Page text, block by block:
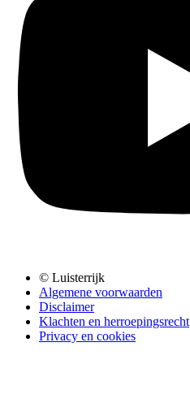
© Luisterrijk
Algemene voorwaarden
Disclaimer
Klachten en herroepingsrecht
Privacy en cookies